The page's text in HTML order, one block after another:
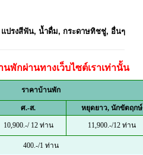
แปรงสีฟัน, น้ำดื่ม, กระดาษทิชชู่, อื่นๆ
พักผ่านทางเว็บไซต์เราเท่านั้น
ราคาบ้านพัก
ศ.-ส. หยุดยาว, นักขัตฤกษ์
10,900.-/ 12 ท่าน 11,900.-/12 ท่าน
400.-/1 ท่าน